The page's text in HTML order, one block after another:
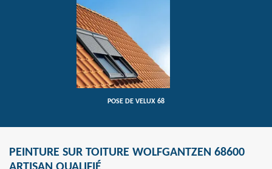
POSE DE VELUX 68
PEINTURE SUR TOITURE WOLFGANTZEN 68600